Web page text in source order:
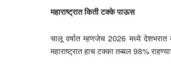
महाराष्ट्रात किती टक्के पाऊस
चालू वर्षात म्हणजेच 2026 मध्ये देशभरात
महाराष्ट्रात हाच टक्का तब्बल 98%